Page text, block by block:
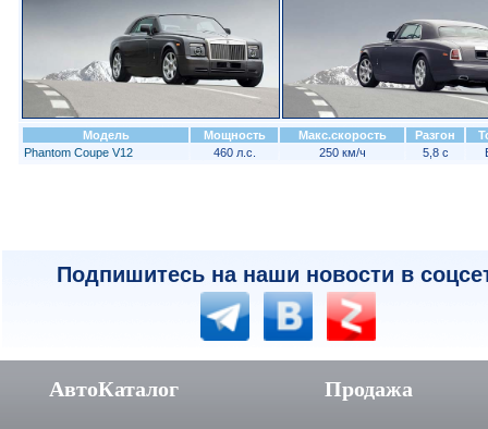
Модель Мощность Макс.скорость Разгон
Phantom Coupe V12
460 л.с. 250 км/ч 5,8 с
Подпишитесь на наши новости в
АвтоКаталог Продажа